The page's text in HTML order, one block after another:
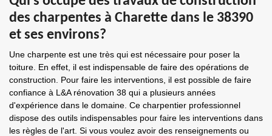
des charpentes à Charette dans le 38390
et ses environs?
Une charpente est une très qui est nécessaire pour poser la
toiture. En effet, il est indispensable de faire des opérations de
construction. Pour faire les interventions, il est possible de faire
confiance à L&A rénovation 38 qui a plusieurs années
d'expérience dans le domaine. Ce charpentier professionnel
dispose des outils indispensables pour faire les interventions dans
les règles de l'art. Si vous voulez avoir des renseignements ou